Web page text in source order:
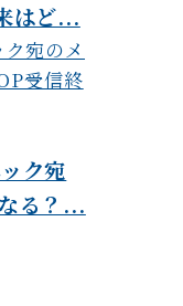
はど...
ク宛
る？...